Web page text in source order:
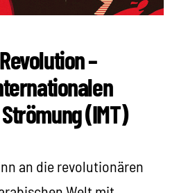
–
(IMT)
an die revolutionären